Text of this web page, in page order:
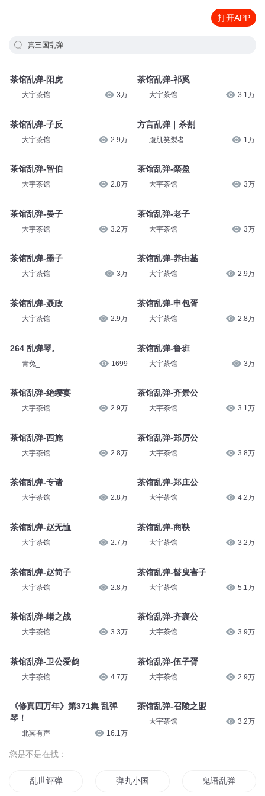
打开APP
真三国乱弹
茶馆乱弹-阳虎
大宇茶馆 3万
茶馆乱弹-子反
大宇茶馆 2.9万
茶馆乱弹-智伯
大宇茶馆 2.8万
茶馆乱弹-晏子
大宇茶馆 3.2万
茶馆乱弹-墨子
大宇茶馆 3万
茶馆乱弹-聂政
大宇茶馆 2.9万
264 乱弹琴。
青兔_ 1699
茶馆乱弹-绝缨宴
大宇茶馆 2.9万
茶馆乱弹-西施
大宇茶馆 2.8万
茶馆乱弹-专诸
大宇茶馆 2.8万
茶馆乱弹-赵无恤
大宇茶馆 2.7万
茶馆乱弹-赵简子
大宇茶馆 2.8万
茶馆乱弹-崤之战
大宇茶馆 3.3万
茶馆乱弹-卫公爱鹤
大宇茶馆 4.7万
《修真四万年》第371集 乱弹
琴！
北冥有声 16.1万
茶馆乱弹-祁奚
大宇茶馆 3.1万
方言乱弹｜杀割
腹肌笑裂者 1万
茶馆乱弹-栾盈
大宇茶馆 3万
茶馆乱弹-老子
大宇茶馆 3万
茶馆乱弹-养由基
大宇茶馆 2.9万
茶馆乱弹-申包胥
大宇茶馆 2.8万
茶馆乱弹-鲁班
大宇茶馆 3万
茶馆乱弹-齐景公
大宇茶馆 3.1万
茶馆乱弹-郑厉公
大宇茶馆 3.8万
茶馆乱弹-郑庄公
大宇茶馆 4.2万
茶馆乱弹-商鞅
大宇茶馆 3.2万
茶馆乱弹-瞽叟害子
大宇茶馆 5.1万
茶馆乱弹-齐襄公
大宇茶馆 3.9万
茶馆乱弹-伍子胥
大宇茶馆 2.9万
茶馆乱弹-召陵之盟
大宇茶馆 3.2万
您是不是在找：
乱世评弹 弹丸小国 鬼语乱弹